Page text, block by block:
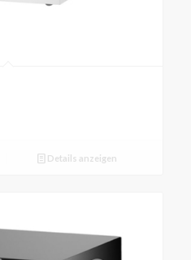
Details anzeigen